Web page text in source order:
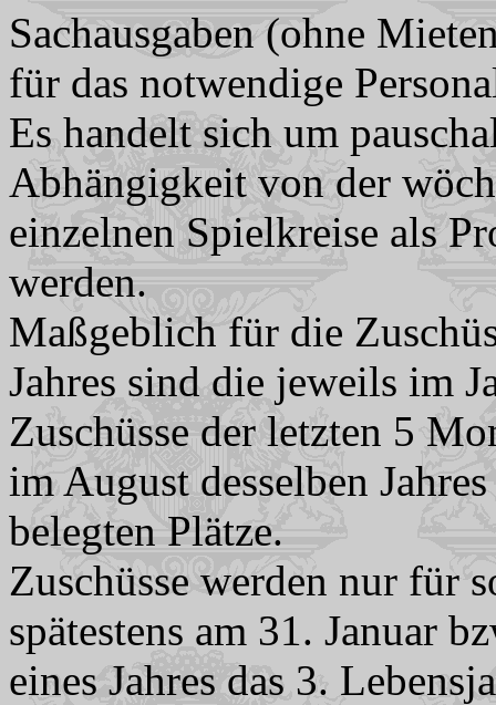
Sachausgaben (ohne
für das notwendige
Es handelt sich um
Abhängigkeit von der
einzelnen Spielkreise als
werden.
Maßgeblich für die
Jahres sind die jeweils im
Zuschüsse der letzten 5
im August desselben
belegten Plätze.
Zuschüsse werden nur für
spätestens am 31. Januar
eines Jahres das 3.